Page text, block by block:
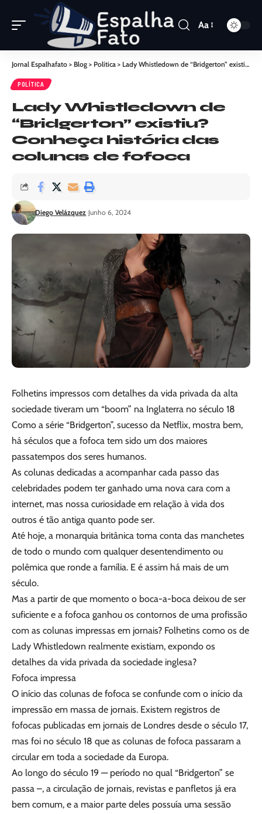
Aa
Jornal Espalhafato > Blog > Política > Lady Whistledown de “Bridgerton” existiu? Conheça história das colunas de fofoca
POLÍTICA
Lady Whistledown de
“Bridgerton” existiu?
Conheça história das
colunas de fofoca
Diego Velázquez Junho 6, 2024
Folhetins impressos com detalhes da vida privada da alta
sociedade tiveram um “boom” na Inglaterra no século 18
Como a série “Bridgerton”, sucesso da Netflix, mostra bem,
há séculos que a fofoca tem sido um dos maiores
passatempos dos seres humanos.
As colunas dedicadas a acompanhar cada passo das
celebridades podem ter ganhado uma nova cara com a
internet, mas nossa curiosidade em relação à vida dos
outros é tão antiga quanto pode ser.
Até hoje, a monarquia britânica toma conta das manchetes
de todo o mundo com qualquer desentendimento ou
polêmica que ronde a família. E é assim há mais de um
século.
Mas a partir de que momento o boca-a-boca deixou de ser
suficiente e a fofoca ganhou os contornos de uma profissão
com as colunas impressas em jornais? Folhetins como os de
Lady Whistledown realmente existiam, expondo os
detalhes da vida privada da sociedade inglesa?
Fofoca impressa
O início das colunas de fofoca se confunde com o início da
impressão em massa de jornais. Existem registros de
fofocas publicadas em jornais de Londres desde o século 17,
mas foi no século 18 que as colunas de fofoca passaram a
circular em toda a sociedade da Europa.
Ao longo do século 19 — período no qual “Bridgerton” se
passa –, a circulação de jornais, revistas e panfletos já era
bem comum, e a maior parte deles possuía uma sessão